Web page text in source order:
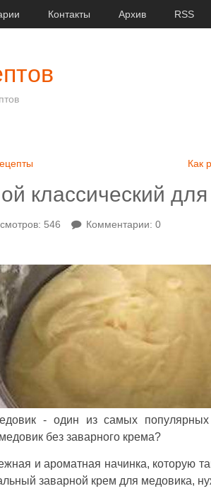
Контакты Архив RSS
Как
классический
546
Комментарии: 0
- один из самых
без заварного крема?
и ароматная начинка, которую
заварной крем для медовика,